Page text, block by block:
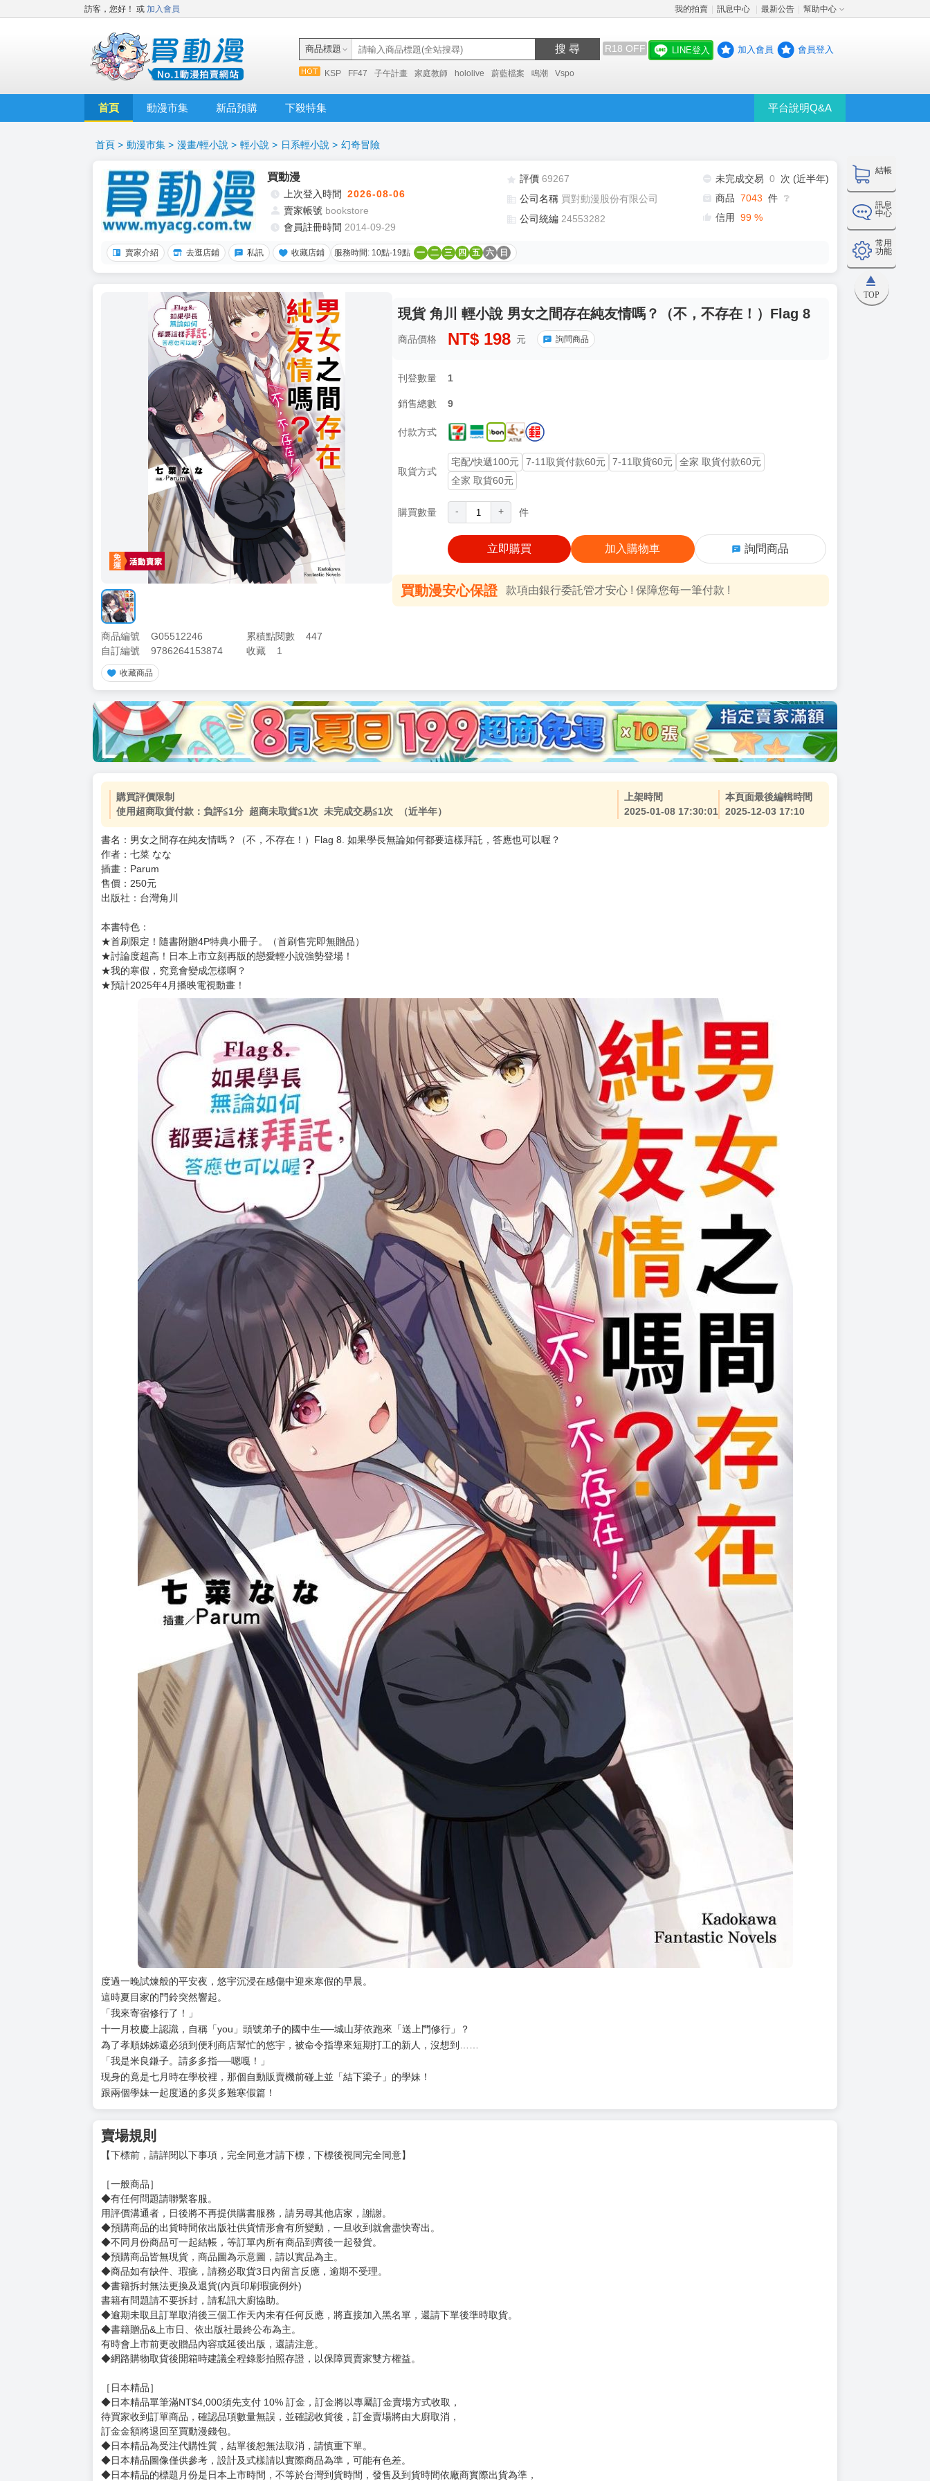
訪客，您好！ 或 加入會員 我的拍賣 訊息中心 最新公告 幫助中心
商品標題 搜 尋 R18 OFF
KSP FF47 子午計畫 家庭教師 hololive 蔚藍檔案 鳴潮 Vspo
LINE登入 加入會員 會員登入
首頁 動漫市集 新品預購 下殺特集 平台說明Q&A
結帳
訊息
中心
常用
功能
TOP
首頁 > 動漫市集 > 漫畫/輕小說 > 輕小說 > 日系輕小說 > 幻奇冒險
買動漫
上次登入時間 2026-08-06
賣家帳號 bookstore
會員註冊時間 2014-09-29
評價 69267
公司名稱 買對動漫股份有限公司
公司統編 24553282
未完成交易 0
次 (近半年)
商品 7043 件 ❔
信用 99 %
賣家介紹 去逛店鋪 私訊 收藏店鋪 服務時間: 10點-19點 一 二 三 四 五 六 日
商品編號 G05512246 累積點閱數
447
自訂編號
9786264153874 收藏 1
收藏商品
現貨 角川 輕小說 男女之間存在純友情嗎？（不，不存在！）Flag 8
商品價格 NT$ 198 元 詢問商品
刊登數量 1
銷售總數 9
付款方式
取貨方式
宅配/快遞100元 7-11取貨付款60元 7-11取貨60元
全家 取貨付款60元
全家 取貨60元
購買數量 - + 件
立即購買 加入購物車 詢問商品
買動漫安心保證 款項由銀行委託管才安心 ! 保障您每一筆付款 !
加價購 ( 共
(加購品) 買動漫★《$15元-加固紙箱包裝》
NT$15
購買評價限制
使用超商取貨付款：負評≦1分 超商未取貨≦1次 未完成交易≦1次 （近半年）
書名：男女之間存在純友情嗎？（不，不存在！）Flag 8. 如果學長無論如何都要這樣拜託，答應也可以喔？
★首刷限定！隨書附贈4P特典小冊子。（首刷售完即無贈品）
★討論度超高！日本上市立刻再版的戀愛輕小說強勢登場！
★我的寒假，究竟會變成怎樣啊？
★預計2025年4月播映電視動畫！
這時夏目家的門鈴突然響起。
「我來寄宿修行了！」
為了孝順姊姊還必須到便利商店幫忙的悠宇，被命令指導來短期打工的新人，沒想到……
「我是米良鎌子。請多多指──嗯嘎！」
現身的竟是七月時在學校裡，那個自動販賣機前碰上並「結下梁子」的學妹！
跟兩個學妹一起度過的多災多難寒假篇！
賣場規則
【下標前，請詳閱以下事項，完全同意才請下標，下標後視同完全同意】
［一般商品］
◆有任何問題請聯繫客服。
用評價溝通者，日後將不再提供購書服務，請另尋其他店家，謝謝。
◆不同月份商品可一起結帳，等訂單內所有商品到齊後一起發貨。
◆預購商品皆無現貨，商品圖為示意圖，請以實品為主。
◆商品如有缺件、瑕疵，請務必取貨3日內留言反應，逾期不受理。
◆書籍拆封無法更換及退貨(內頁印刷瑕疵例外)
書籍有問題請不要拆封，請私訊大廚協助。
◆逾期未取且訂單取消後三個工作天內未有任何反應，將直接加入黑名單，還請下單後準時取貨。
◆書籍贈品&上市日、依出版社最終公布為主。